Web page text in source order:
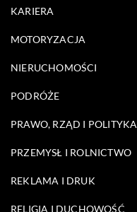
KARIERA
MOTORYZACJA
NIERUCHOMOŚCI
PODRÓŻE
PRAWO, RZĄD I POLITYKA
PRZEMYSŁ I ROLNICTWO
REKLAMA I DRUK
RELIGIA I DUCHOWOŚĆ